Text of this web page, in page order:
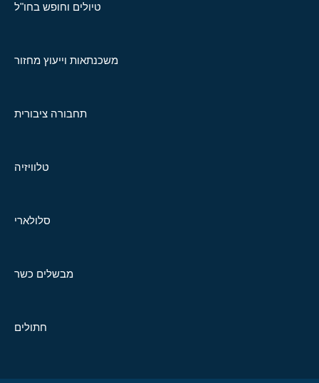
טיולים וחופש בחו"ל
משכנתאות וייעוץ מחזור
תחבורה ציבורית
טלוויזיה
סלולארי
מבשלים כשר
חתולים